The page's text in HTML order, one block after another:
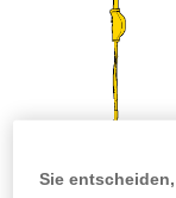
Sie